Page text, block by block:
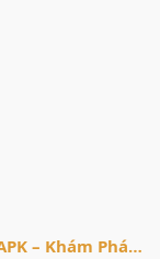
Tải The Wild Darkness MOD APK – Khám Phá Thế Giới Sống Còn Hấp Dẫn